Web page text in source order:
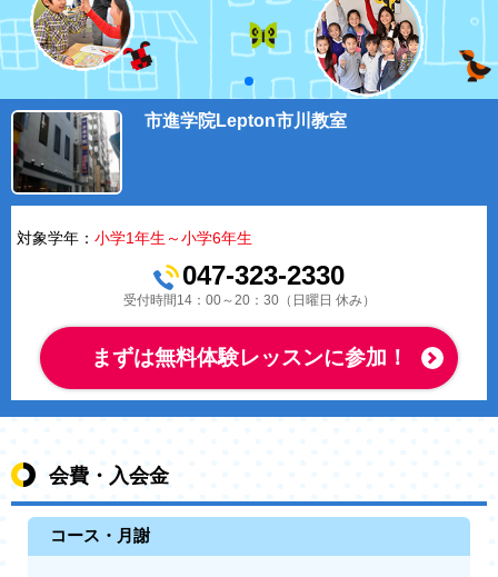
市進学院Lepton市川教室
対象学年： 小学1年生～小学6年生
047-323-2330
受付時間14：00～20：30（日曜日 休み）
まずは無料体験レッスンに参加！
会費・入会金
コース・月謝